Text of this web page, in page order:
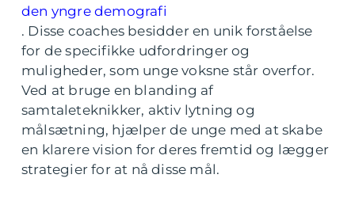
den yngre demografi
. Disse coaches besidder en unik forståelse
for de specifikke udfordringer og
muligheder, som unge voksne står overfor.
Ved at bruge en blanding af
samtaleteknikker, aktiv lytning og
målsætning, hjælper de unge med at skabe
en klarere vision for deres fremtid og lægger
strategier for at nå disse mål.